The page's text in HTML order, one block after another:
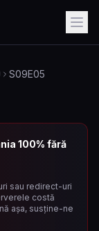
S09E05
100% fără
sau redirect-uri
costă
așa, susține-ne